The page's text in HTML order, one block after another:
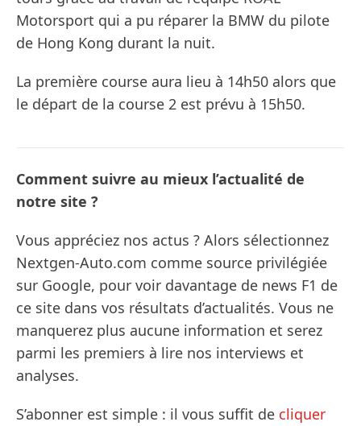
Motorsport qui a pu réparer la BMW du pilote
de Hong Kong durant la nuit.
La première course aura lieu à 14h50 alors que
le départ de la course 2 est prévu à 15h50.
Comment suivre au mieux l’actualité de
notre site ?
Vous appréciez nos actus ? Alors sélectionnez
Nextgen-Auto.com comme source privilégiée
sur Google, pour voir davantage de news F1 de
ce site dans vos résultats d’actualités. Vous ne
manquerez plus aucune information et serez
parmi les premiers à lire nos interviews et
analyses.
S’abonner est simple : il vous suffit de cliquer